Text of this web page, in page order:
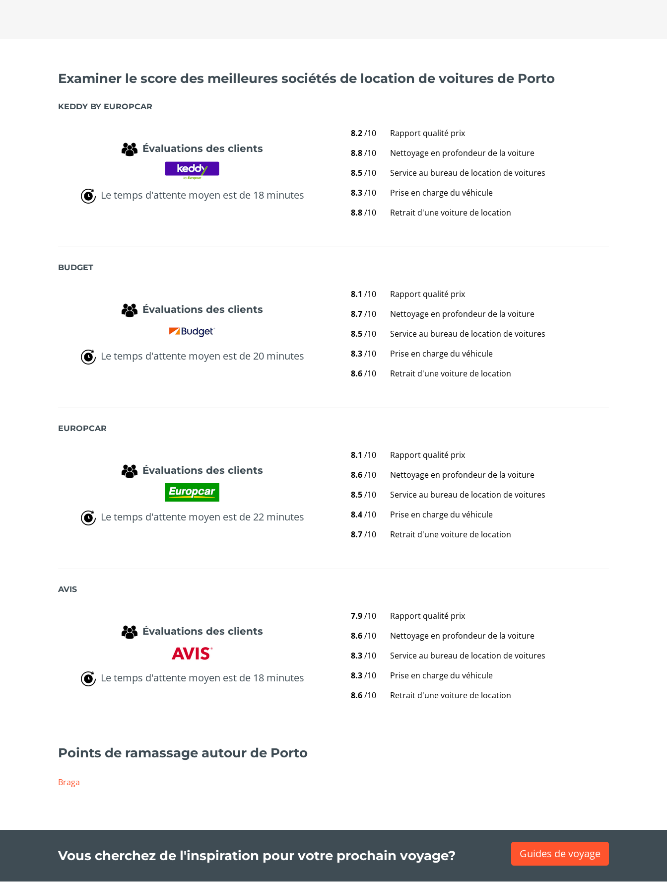
Examiner le score des meilleures sociétés de location de voitures de Porto
KEDDY BY EUROPCAR
Évaluations des clients
Le temps d'attente moyen est de 18 minutes
8.2/10
Rapport qualité prix
8.8/10
Nettoyage en profondeur de la voiture
8.5/10
Service au bureau de location de voitures
8.3/10
Prise en charge du véhicule
8.8/10 Retrait d'une voiture de location
BUDGET
Évaluations des clients
Le temps d'attente moyen est de 20 minutes
8.1 /10
Rapport qualité prix
8.7/10
Nettoyage en profondeur de la voiture
8.5/10
Service au bureau de location de voitures
8.3/10
Prise en charge du véhicule
8.6/10 Retrait d'une voiture de location
EUROPCAR
Évaluations des clients
Le temps d'attente moyen est de 22 minutes
8.1 /10
Rapport qualité prix
8.6/10
Nettoyage en profondeur de la voiture
8.5/10
Service au bureau de location de voitures
8.4/10
Prise en charge du véhicule
8.7/10 Retrait d'une voiture de location
AVIS
Évaluations des clients
Le temps d'attente moyen est de 18 minutes
7.9/10
Rapport qualité prix
8.6/10
Nettoyage en profondeur de la voiture
8.3/10
Service au bureau de location de voitures
8.3/10
Prise en charge du véhicule
8.6/10 Retrait d'une voiture de location
Points de ramassage autour de Porto
Braga
Vous cherchez de l'inspiration pour votre prochain voyage? Guides de voyage